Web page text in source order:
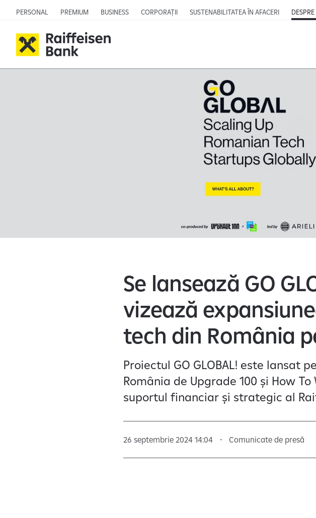
PERSONAL PREMIUM BUSINESS CORPORAȚII SUSTENABILITATEA ÎN AFACERI
Se lansează GO
vizează
tech din România
Proiectul GO GLOBAL! este lansat
România de Upgrade 100 și How
suportul financiar și strategic al
26 septembrie 2024 14:04 Comunicate de presă